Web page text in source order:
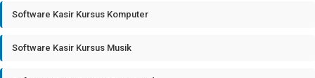
Software Kasir Kursus Komputer
Software Kasir Kursus Musik